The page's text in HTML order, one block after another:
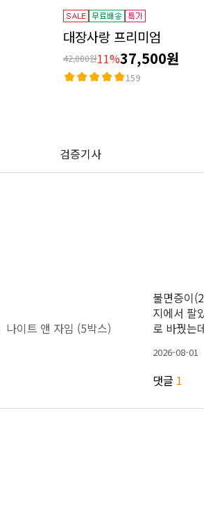
대장사랑 프리미엄
42,000원11%37,500원
159
검증기사
나이트 앤 자임 (5박스)
불면증이
지에서 팔
로 바꿨는
2026-08-01
댓글 1